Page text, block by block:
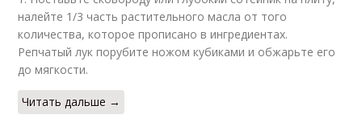
налейте 1/3 часть растительного масла от того
количества, которое прописано в ингредиентах.
Репчатый лук порубите ножом кубиками и обжарьте его
до мягкости.
Читать дальше →